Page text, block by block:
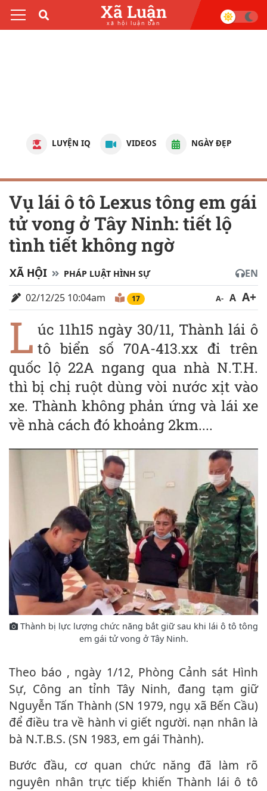
Xã Luận
xã hội luận bàn
LUYỆN IQ VIDEOS NGÀY ĐẸP
Vụ lái ô tô Lexus tông em gái
t‌ử von‌g ở Tây Ninh: tiết lộ
tình tiết không ngờ
XÃ HỘI PHÁP LUẬT HÌNH SỰ
EN
02/12/25 10:04am
17 A- A A+
L úc 11h15 ngày 30/11, Thành lái ô
tô biển số 70A-413.xx đi trên
quốc lộ 22A ngang qua nhà N.T.H.
thì bị chị ruột dùng vòi nước xịt vào
xe. Thành không phản ứng và lái xe
về nhà cách đó khoảng 2km....
Thành bị lực lượng chức năng bắt giữ sau khi lái ô tô tông
em gái t‌ử von‌g ở Tây Ninh.
Theo báo , ngày 1/12, Phòng Cảnh sát Hình
Sự, Công an tỉnh Tây Ninh, đang tạm giữ
Nguyễn Tấn Thành (SN 1979, ngụ xã Bến Cầu)
để điều tra về hành vi giết người. nạn nhân là
bà N.T.B.S. (SN 1983, em gái Thành).
Bước đầu, cơ quan chức năng đã làm rõ
nguyên nhân trực tiếp khiến Thành lái ô tô